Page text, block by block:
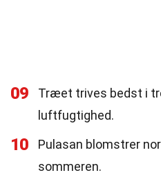
09
Træet trives bedst i
luftfugtighed.
10
Pulasan blomstrer
sommeren.